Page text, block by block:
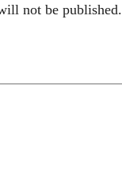
not be published.